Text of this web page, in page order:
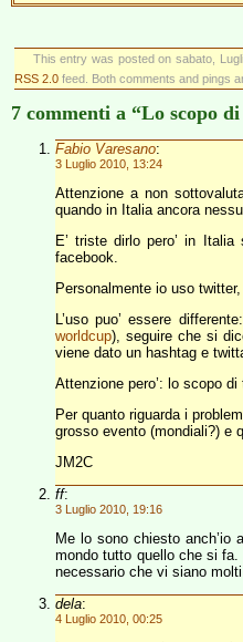
This entry was posted on sabato,
RSS 2.0 feed. Both comments and pings
7 commenti a “Lo scopo
Fabio Varesano:
3 Luglio 2010, 13:24
Attenzione a non
quando in Italia ancora
E’ triste dirlo pero’ in
facebook.
Personalmente io uso
L’uso puo’ essere
worldcup), seguire che si
viene dato un hashtag e
Attenzione pero’: lo scopo
Per quanto riguarda i
grosso evento (mondiali?) e
JM2C
ff:
3 Luglio 2010, 19:16
Me lo sono chiesto anch’io
mondo tutto quello che si
necessario che vi siano
dela:
4 Luglio 2010, 00:25